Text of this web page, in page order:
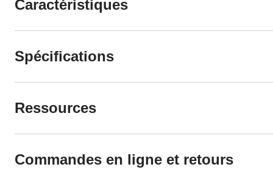
Caractéristiques
Spécifications
Ressources
Commandes en ligne et retours